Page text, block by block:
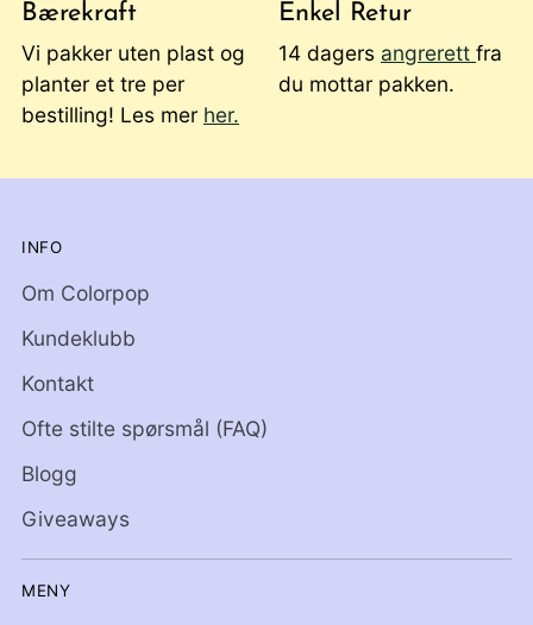
Bærekraft
Vi pakker uten plast og
planter et tre per
bestilling! Les mer her.
Enkel Retur
14 dagers angrerett fra
du mottar pakken.
INFO
Om Colorpop
Kundeklubb
Kontakt
Ofte stilte spørsmål (FAQ)
Blogg
Giveaways
MENY